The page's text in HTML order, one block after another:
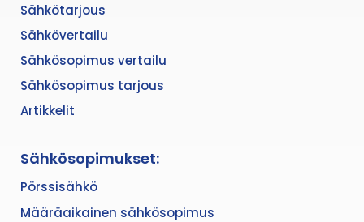
Sähkötarjous
Sähkövertailu
Sähkösopimus vertailu
Sähkösopimus tarjous
Artikkelit
Sähkösopimukset:
Pörssisähkö
Määräaikainen sähkösopimus